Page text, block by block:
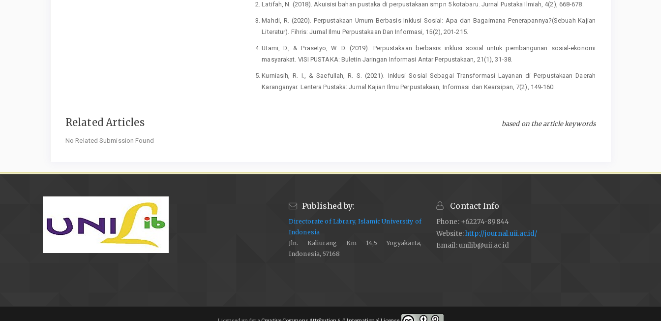
Latifah, N. (2018). Akuisisi bahan pustaka di perpustakaan smpn 5 kotabaru. Jurnal Pustaka Ilmiah, 4(2), 668-678.
Mahdi, R. (2020). Perpustakaan Umum Berbasis Inklusi Sosial: Apa dan Bagaimana Penerapannya?(Sebuah Kajian
Literatur). Fihris: Jurnal Ilmu Perpustakaan Dan Informasi, 15(2), 201-215.
Utami, D., & Prasetyo, W. D. (2019). Perpustakaan berbasis inklusi sosial untuk pembangunan sosial-ekonomi
masyarakat. VISI PUSTAKA: Buletin Jaringan Informasi Antar Perpustakaan, 21(1), 31-38.
Kurniasih, R. I., & Saefullah, R. S. (2021). Inklusi Sosial Sebagai Transformasi Layanan di Perpustakaan Daerah
Karanganyar. Lentera Pustaka: Jurnal Kajian Ilmu Perpustakaan, Informasi dan Kearsipan, 7(2), 149-160.
Related Articles based on the article keywords
No Related Submission Found
Published by:
Directorate of Library, Islamic University of
Indonesia
Jln. Kaliurang Km 14,5 Yogyakarta,
Indonesia, 57168
Contact Info
Phone: +62274-89844
Website:http://journal.uii.ac.id/
Email:unilib@uii.ac.id